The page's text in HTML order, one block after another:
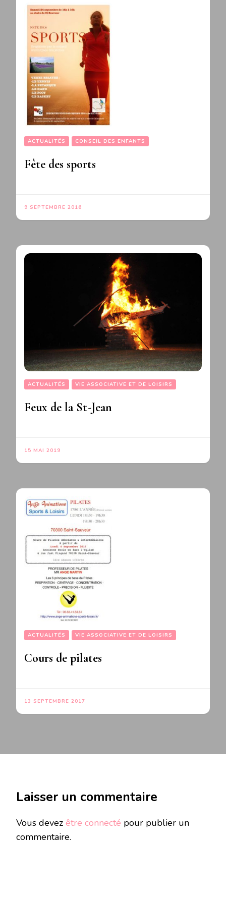
ACTUALITÉS CONSEIL DES ENFANTS
Fête des sports
9 SEPTEMBRE 2016
ACTUALITÉS VIE ASSOCIATIVE ET DE LOISIRS
Feux de la St-Jean
15 MAI 2019
ACTUALITÉS VIE ASSOCIATIVE ET DE LOISIRS
Cours de pilates
13 SEPTEMBRE 2017
Laisser un commentaire
Vous devez être connecté pour publier un
commentaire.